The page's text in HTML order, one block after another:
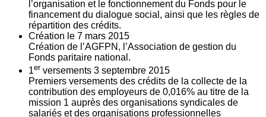
l’organisation et le fonctionnement du Fonds pour le
financement du dialogue social, ainsi que les règles de
répartition des crédits.
Création le 7 mars 2015
Création de l’AGFPN, l’Association de gestion du
Fonds paritaire national.
1er versements 3 septembre 2015
Premiers versements des crédits de la collecte de la
contribution des employeurs de 0,016% au titre de la
mission 1 auprès des organisations syndicales de
salariés et des organisations professionnelles